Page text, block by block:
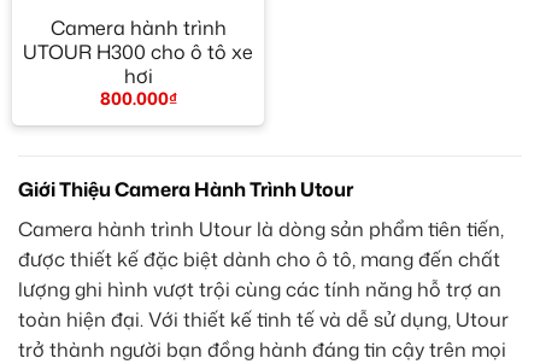
Camera hành trình
UTOUR H300 cho ô tô xe
hơi
800.000₫
Giới Thiệu Camera Hành Trình Utour
Camera hành trình Utour là dòng sản phẩm tiên tiến,
được thiết kế đặc biệt dành cho ô tô, mang đến chất
lượng ghi hình vượt trội cùng các tính năng hỗ trợ an
toàn hiện đại. Với thiết kế tinh tế và dễ sử dụng, Utour
trở thành người bạn đồng hành đáng tin cậy trên mọi